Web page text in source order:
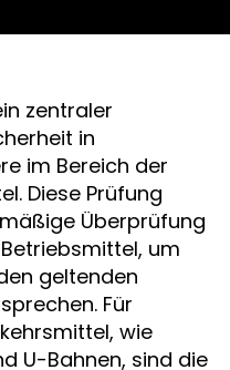
zentraler
in
im Bereich der
Diese Prüfung
Überprüfung
um
geltenden
Für
wie
U-Bahnen, sind die